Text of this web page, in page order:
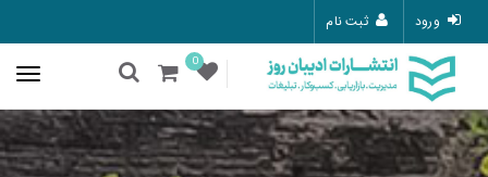
ورود ثبت نام
0